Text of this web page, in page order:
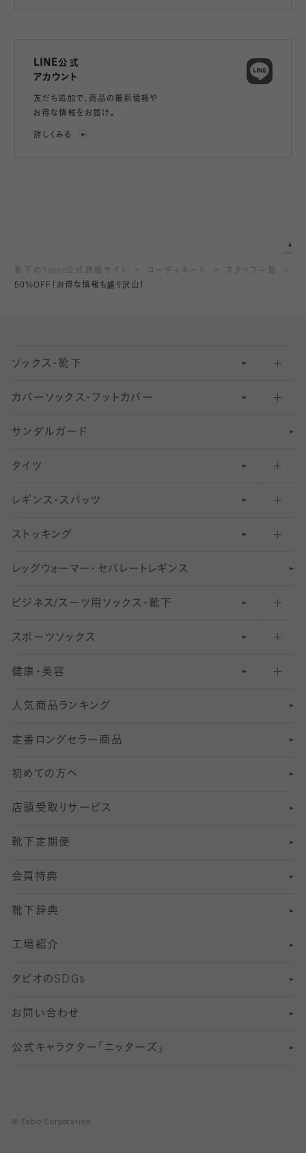
LINE公式
アカウント
友だち追加で、 商品の最新情報や
お得な情報をお届け。
詳しくみる
靴下のTabio公式通販サイト コーディネート
スタッフ一覧
50%OFF！お得な情報も盛り沢山！
ソックス・靴下
五本指ソックス・靴下
足袋ソックス・靴下
無地・プレーンソックス・靴下
柄ソックス・靴下
スニーカー（くるぶし）用ソックス
アンクル・ショートソックス（くるぶし上）
クルーソックス（ふくらはぎ下）
ハイソックス
オーバーニー・ニーハイソックス
カバーソックス・フットカバー
フットカバー・カバーソックス（深め）
フットカバー・カバーソックス（ふつう）
フットカバー・カバーソックス（浅め）
サンダルガード
タイツ
30デニール以下のタイツ（薄手タイツ）
31〜40デニールタイツ
41〜60デニールタイツ
61〜80デニールタイツ
81 〜110デニールタイツ
111〜210デニールタイツ
211デニールタイツ以上（防寒・厚手タイツ）
レギンス・スパッツ
柄レギンス
無地レギンス
レギンスパンツ（レギパン）
マタニティレギンス
5 分丈
6 分丈レギンス
7 分丈 レギンス
8 分丈 レギンス
10分丈 レギンス
12分丈レギンス
13分丈レギンス
ストッキング
伝線しにくいストッキング
ショートストッキング
結婚式用ストッキング
美脚ストッキング
オールスルーストッキング
レッ グ ウォー マー ・ セパレー ト レ ギンス
ビジネス/スーツ用 ソックス・靴下
匠シリーズ
フレッシャーズ向けソックス・靴下
冠婚葬祭向けソックス・靴下
スーツカジュアルソックス・靴下
ロングホーズ
スポーツソックス
ランニングソックス・靴下
ゴルフソックス・靴下
サッカー・フットサル用ソックス
ヨガソックス・靴下
スポーツ用レッグウォーマー
SSサイズ（21～23cm）
Sサイズ（22～25cm）
Mサイズ（25～27cm）
Lサイズ（27～29cm）
健康・美容
インナーソックス
加圧・着圧ソックス
冷えとり靴下
着圧・加圧タイツ
むくみ対策
足の疲れ対策
足の臭い対策
冷え対策
靴ずれ対策
快適な睡眠対策
人気商品ランキング
定番ロングセラー商品
初めての方へ
店頭受取りサービス
靴下定期便
会員特典
靴下辞典
工場紹介
タビオのSDGs
お問い合わせ
公式キャラクター「ニッターズ」
© Tabio Corporation